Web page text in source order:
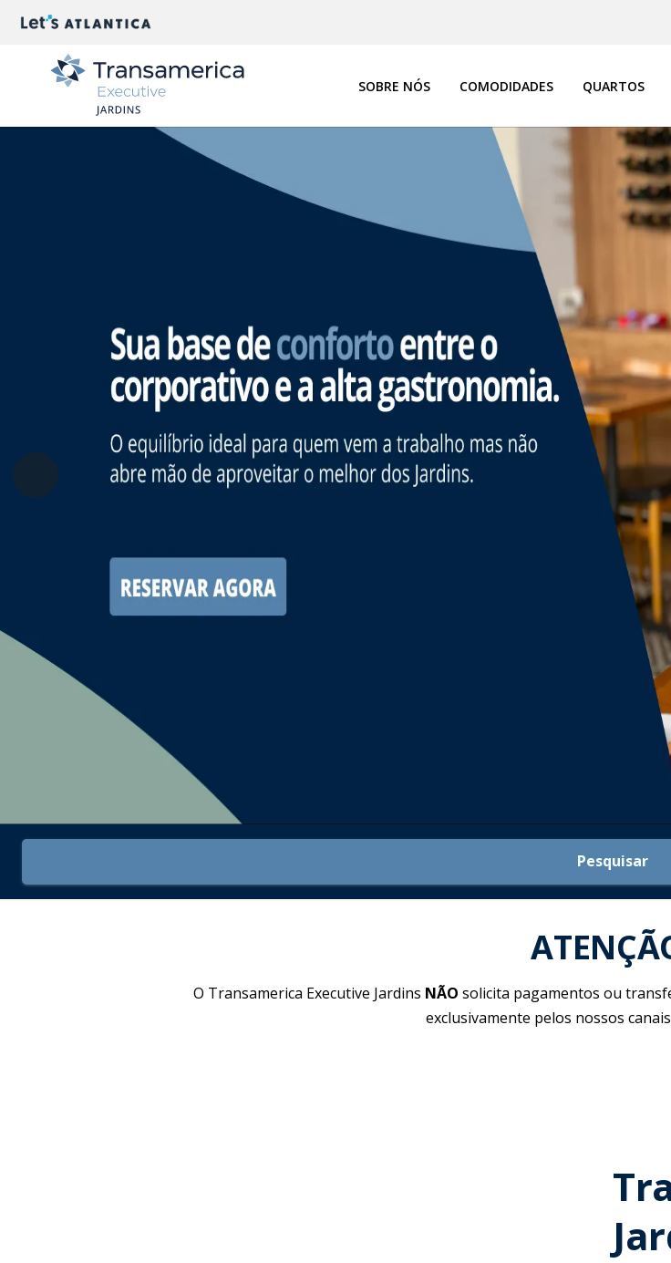
SOBRE NÓS COMODIDADES QUARTOS
Pesquisar
O Transamerica Executive Jardins NÃO solicita pagamentos ou
exclusivamente pelos nossos